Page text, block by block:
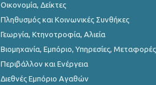
Απριλίου 2023
Μαρτίου 2023
Φεβρουαρίου 2023
Ιανουαρίου 2023
Οικονομία, Δείκτες
Πληθυσμός και Κοινωνικές Συνθήκες
Γεωργία, Κτηνοτροφία, Αλιεία
Βιομηχανία, Εμπόριο, Υπηρεσίες, Μεταφορές
Περιβάλλον και Ενέργεια
Διεθνές Εμπόριο Αγαθών